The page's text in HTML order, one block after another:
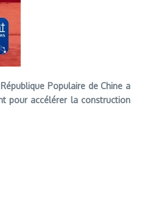
Populaire de Chine a
pour accélérer la construction